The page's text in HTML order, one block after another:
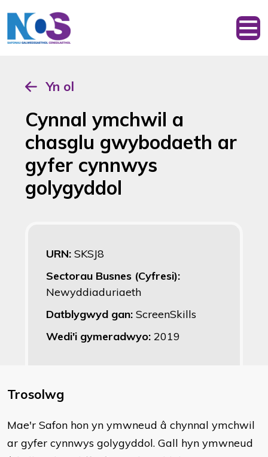
Yn ol
Cynnal ymchwil a
chasglu gwybodaeth ar
gyfer cynnwys
golygyddol
URN: SKSJ8
Sectorau Busnes (Cyfresi):
Newyddiaduriaeth
Datblygwyd gan: ScreenSkills
Wedi'i gymeradwyo: 2019
Trosolwg
Mae'r Safon hon yn ymwneud â chynnal ymchwil
ar gyfer cynnwys golygyddol. Gall hyn ymwneud